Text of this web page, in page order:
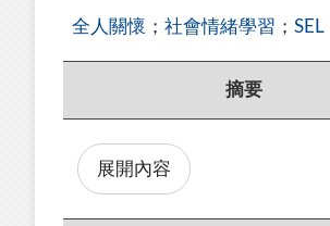
全人關懷 ； 社會情緒學習 ； SEL
摘要
展開內容